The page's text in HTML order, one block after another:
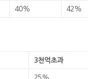
40% 42%
3천억초과